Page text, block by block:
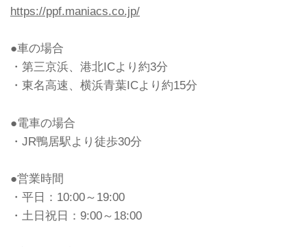
https://ppf.maniacs.co.jp/
●車の場合
・第三京浜、港北ICより約3分
・東名高速、横浜青葉ICより約15分
●電車の場合
・JR鴨居駅より徒歩30分
●営業時間
・平日：10:00～19:00
・土日祝日：9:00～18:00